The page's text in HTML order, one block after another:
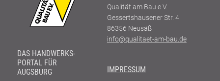
DAS HANDWERKS-
PORTAL FÜR
AUGSBURG
Qualität am Bau e.V.
Gessertshausener Str. 4
86356 Neusäß
info@qualitaet-am-bau.de
IMPRESSUM